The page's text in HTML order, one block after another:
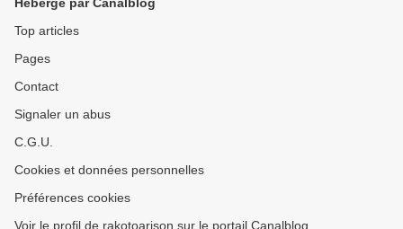
Top articles
Pages
Contact
Signaler un abus
C.G.U.
Cookies et données personnelles
Préférences cookies
Voir le profil de rakotoarison sur le portail Canalblog